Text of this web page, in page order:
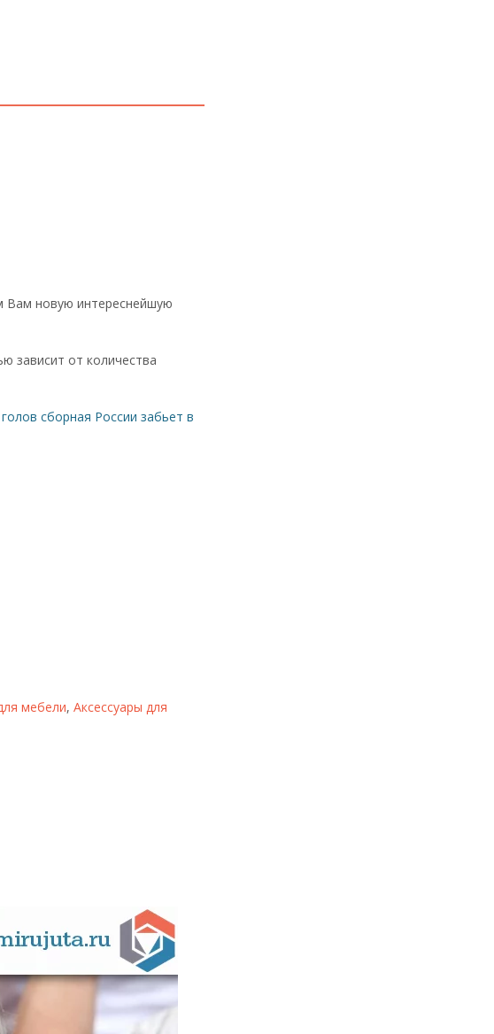
Вам новую интереснейшую
зависит от количества
сборная России забьет в
мебели, Аксессуары для